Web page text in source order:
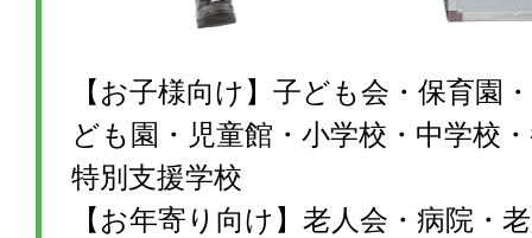
【お子様向け】子ども会・保育園
ども園・児童館・小学校・中学校
特別支援学校
【お年寄り向け】老人会・病院・